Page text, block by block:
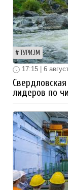
ТУРИЗМ
17:15 | 6
лидеров по